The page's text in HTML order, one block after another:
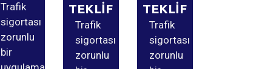
Trafik
sigortası
zorunlu
bir
TEKLİF
Trafik
sigortası
zorunlu
TEKLİF
Trafik
sigortası
zorunlu